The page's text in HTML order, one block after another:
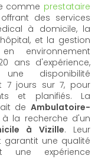
comme prestataire
des services
à domicile, la
et la gestion
environnement
ans d'expérience,
disponibilité
7 jours sur 7, pour
et planifiés. La
de Ambulatoire-
la recherche d'un
à Vizille. Leur
une qualité
une expérience